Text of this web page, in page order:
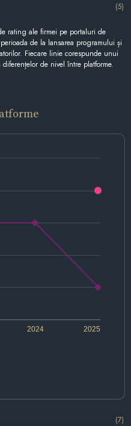
(5)
rating ale firmei pe portaluri de
de la lansarea programului și
Fiecare linie corespunde unui
de nivel între platforme.
2024 2025
(7)